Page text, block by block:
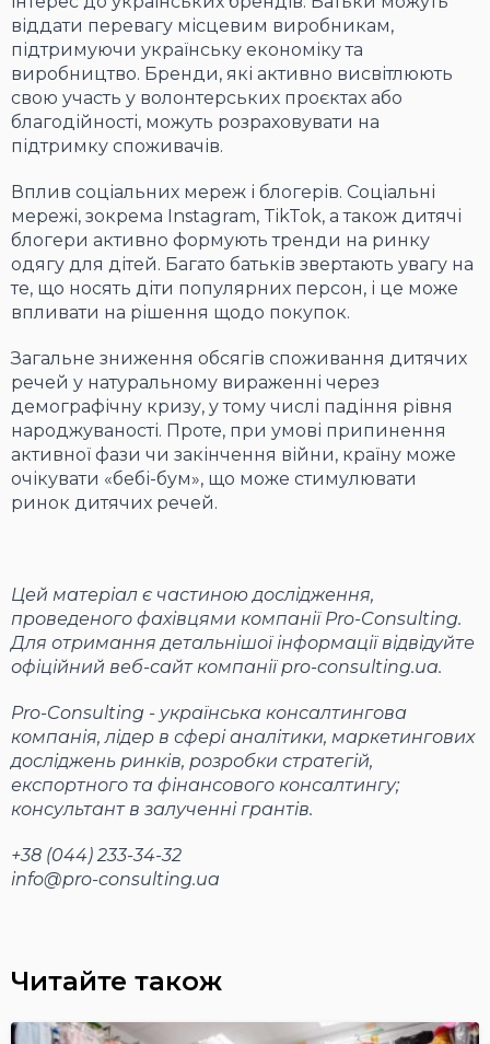
віддати перевагу місцевим виробникам,
підтримуючи українську економіку та
виробництво. Бренди, які активно висвітлюють
свою участь у волонтерських проєктах або
благодійності, можуть розраховувати на
підтримку споживачів.
Вплив соціальних мереж і блогерів. Соціальні
мережі, зокрема Instagram, TikTok, а також дитячі
блогери активно формують тренди на ринку
одягу для дітей. Багато батьків звертають увагу на
те, що носять діти популярних персон, і це може
впливати на рішення щодо покупок.
Загальне зниження обсягів споживання дитячих
речей у натуральному вираженні через
демографічну кризу, у тому числі падіння рівня
народжуваності. Проте, при умові припинення
активної фази чи закінчення війни, країну може
очікувати «бебі-бум», що може стимулювати
ринок дитячих речей.
Цей матеріал є частиною дослідження,
проведеного фахівцями компанії Pro-Consulting.
Для отримання детальнішої інформації відвідуйте
офіційний веб-сайт компанії pro-consulting.ua.
Pro-Consulting - українська консалтингова
компанія, лідер в сфері аналітики, маркетингових
досліджень ринків, розробки стратегій,
експортного та фінансового консалтингу;
консультант в залученні грантів.
+38 (044) 233-34-32
info@pro-consulting.ua
Читайте також